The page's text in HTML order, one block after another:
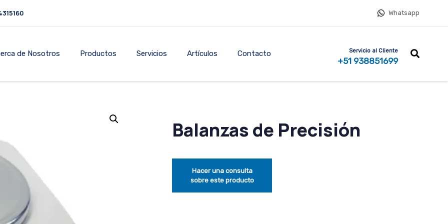
Whatsapp
de Nosotros Productos Servicios Artículos Contacto Servicio al Cliente
+51 938851699
Balanzas de Precisión